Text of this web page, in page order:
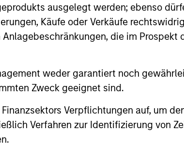
ausgelegt werden; ebenso
Käufe oder Verkäufe
die im Prospekt
weder garantiert noch
Zweck geeignet sind.
Verpflichtungen auf, um
Verfahren zur Identifizierung von
$875
to
Management
funds managed by
ARTICLE
The Morgan Stanley
traces the rise of direct